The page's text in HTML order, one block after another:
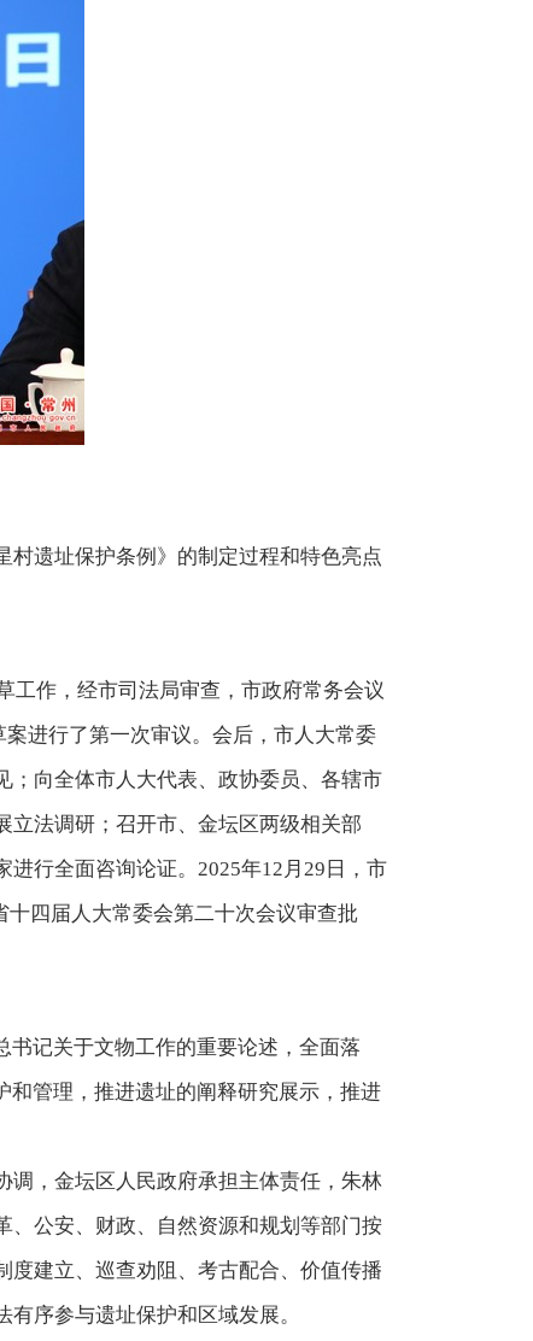
遗址保护条例》的制定过程和特色亮点
工作，经市司法局审查，市政府常务会议
进行了第一次审议。会后，市人大常委
；向全体市人大代表、政协委员、各辖市
立法调研；召开市、金坛区两级相关部
行全面咨询论证。2025年12月29日，市
四届人大常委会第二十次会议审查批
书记关于文物工作的重要论述，全面落
和管理，推进遗址的阐释研究展示，推进
调，金坛区人民政府承担主体责任，朱林
、公安、财政、自然资源和规划等部门按
度建立、巡查劝阻、考古配合、价值传播
序参与遗址保护和区域发展。